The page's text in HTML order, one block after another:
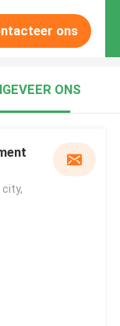
ons
ONS